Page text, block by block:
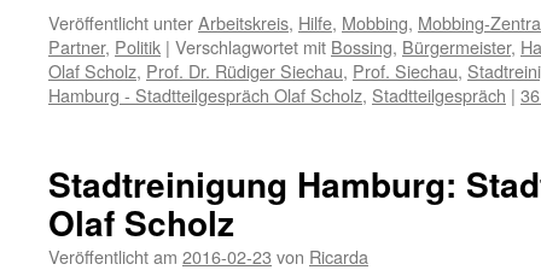
Veröffentlicht unterArbeitskreis, Hilfe, Mobbing, Mobbing-
Partner, Politik | Verschlagwortet mit Bossing, Bürgermeister,
Olaf Scholz, Prof. Dr. Rüdiger Siechau, Prof. Siechau,
Hamburg - Stadtteilgespräch Olaf Scholz, Stadtteilgespräch |
Stadtreinigung Hamburg:
Olaf Scholz
Veröffentlicht am 2016-02-23 von Ricarda